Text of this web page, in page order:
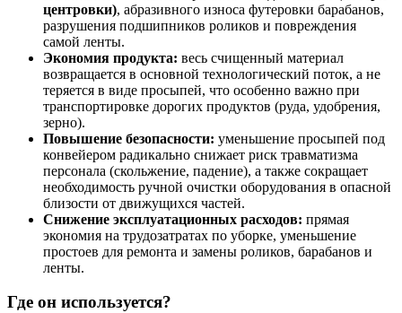
центровки), абразивного износа футеровки барабанов,
разрушения подшипников роликов и повреждения
самой ленты.
Экономия продукта: весь счищенный материал
возвращается в основной технологический поток, а не
теряется в виде просыпей, что особенно важно при
транспортировке дорогих продуктов (руда, удобрения,
зерно).
Повышение безопасности: уменьшение просыпей под
конвейером радикально снижает риск травматизма
персонала (скольжение, падение), а также сокращает
необходимость ручной очистки оборудования в опасной
близости от движущихся частей.
Снижение эксплуатационных расходов: прямая
экономия на трудозатратах по уборке, уменьшение
простоев для ремонта и замены роликов, барабанов и
ленты.
Где он используется?